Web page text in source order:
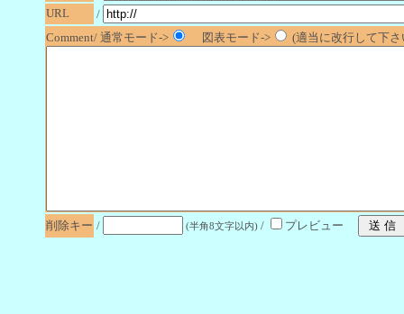
URL
/
Comment/ 通常モード->
図表モード-> (適当に改行して下
削除キー / (半角8文字以内) / プレビュー